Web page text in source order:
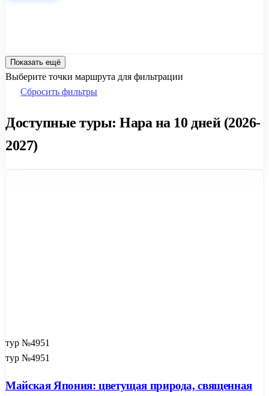
Показать ещё
Выберите точки маршрута для фильтрации
Сбросить фильтры
Доступные туры: Нара на 10 дней (2026-
2027)
тур №4951
тур №4951
Майская Япония: цветущая природа, священная